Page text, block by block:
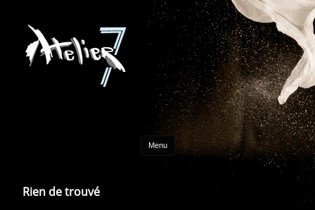
Menu Aller au contenu
Rien de trouvé